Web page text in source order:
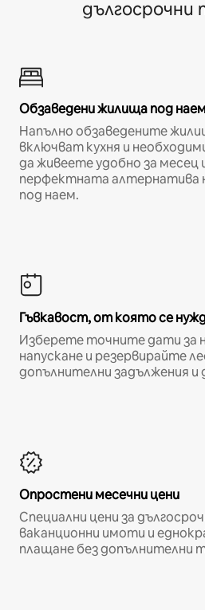
дългосрочни
Обзаведени жилища под
Напълно обзаведените
включват кухня и
да живеете удобно за месец
перфектната алтернатива
под наем.
Гъвкавост, от която се
Изберете точните дати за
напускане и резервирайте
допълнителни задължения и
Опростени месечни цени
Специални цени за
ваканционни имоти и
плащане без допълнителни